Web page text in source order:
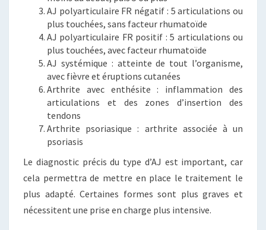
AJ polyarticulaire FR négatif : 5 articulations ou
plus touchées, sans facteur rhumatoïde
AJ polyarticulaire FR positif : 5 articulations ou
plus touchées, avec facteur rhumatoïde
AJ systémique : atteinte de tout l’organisme,
avec fièvre et éruptions cutanées
Arthrite avec enthésite : inflammation des
articulations et des zones d’insertion des
tendons
Arthrite psoriasique : arthrite associée à un
psoriasis
Le diagnostic précis du type d’AJ est important, car
cela permettra de mettre en place le traitement le
plus adapté. Certaines formes sont plus graves et
nécessitent une prise en charge plus intensive.